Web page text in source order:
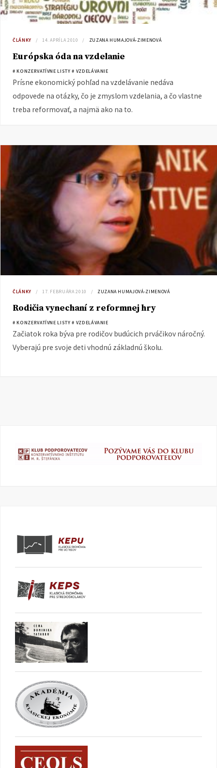
ČLÁNKY 14. APRÍLA 2010 ZUZANA HUMAJOVÁ-ZIMENOVÁ
Európska óda na vzdelanie
# KONZERVATÍVNE LISTY # VZDELÁVANIE
Prísne ekonomický pohľad na vzdelávanie nedáva
odpovede na otázky, čo je zmyslom vzdelania, a čo vlastne
treba reformovať, a najmä ako na to.
ČLÁNKY 17. FEBRUÁRA 2010 ZUZANA HUMAJOVÁ-ZIMENOVÁ
Rodičia vynechaní z reformnej hry
# KONZERVATÍVNE LISTY # VZDELÁVANIE
Začiatok roka býva pre rodičov budúcich prváčikov náročný.
Vyberajú pre svoje deti vhodnú základnú školu.